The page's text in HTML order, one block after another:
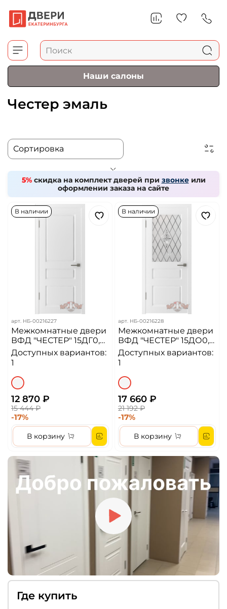
Наши салоны
Честер эмаль
5% скидка на комплект дверей при звонкеили
оформлении заказа на сайте
В наличии
арт. НБ-00216227
Межкомнатные двери
ВФД "ЧЕСТЕР" 15ДГ0,
белая эмаль
Доступных вариантов:
1
12 870 ₽
15 444 ₽
-17%
В корзину
В наличии
арт. НБ-00216228
Межкомнатные двери
ВФД "ЧЕСТЕР" 15ДО0,
(WA) белая эмаль/
белое стекло с
Доступных вариантов:
1
17 660 ₽
21 192 ₽
-17%
В корзину
Где купить